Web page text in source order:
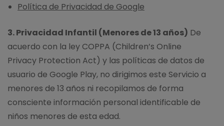
Política de Privacidad de Google
3. Privacidad Infantil (Menores de 13 años) De
acuerdo con la ley COPPA (Children’s Online
Privacy Protection Act) y las políticas de datos de
usuario de Google Play, no dirigimos este Servicio a
menores de 13 años ni recopilamos de forma
consciente información personal identificable de
niños menores de esta edad.